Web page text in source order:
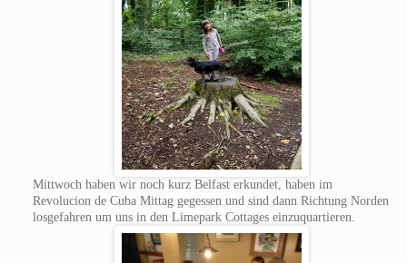
Mittwoch haben wir noch kurz Belfast erkundet, haben im
Revolucion de Cuba Mittag gegessen und sind dann Richtung Norden
losgefahren um uns in den Limepark Cottages einzuquartieren.